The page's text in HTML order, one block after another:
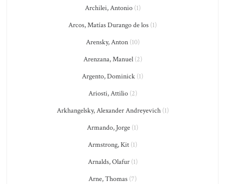
Archilei, Antonio(1)
Arcos, Matías Durango de los (1)
Arensky, Anton(10)
Arenzana, Manuel(2)
Argento, Dominick (1)
Ariosti, Attilio(2)
Arkhangelsky, Alexander Andreyevich(1)
Armando, Jorge (1)
Armstrong, Kit (1)
Arnalds, Olafur(1)
Arne, Thomas (7)